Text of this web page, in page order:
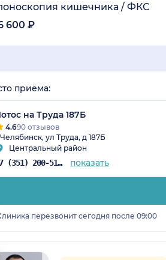
кишечника / ФКС
600 ₽
приёма:
на Труда 187Б
4.690 отзывов
Челябинск, ул Труда, д 187Б
Центральный район
+7 (351) 200-51-58 показать
перезвонит сегодня после 09:00